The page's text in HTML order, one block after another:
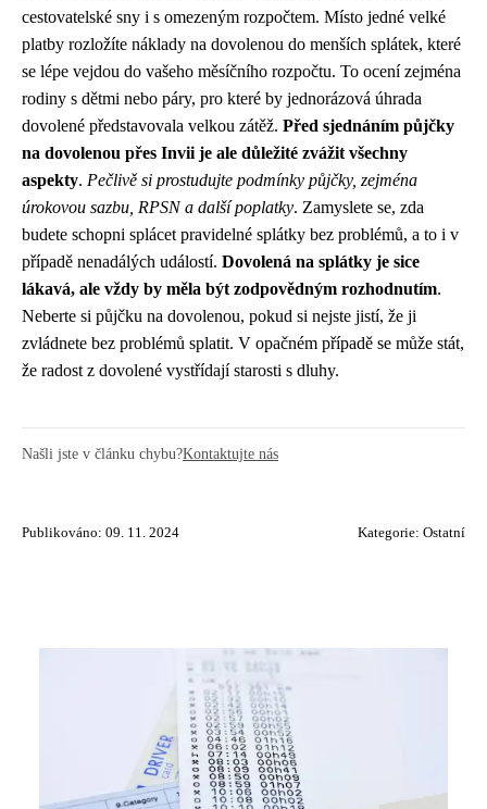
cestovatelské sny i s omezeným rozpočtem. Místo jedné velké
platby rozložíte náklady na dovolenou do menších splátek, které
se lépe vejdou do vašeho měsíčního rozpočtu. To ocení zejména
rodiny s dětmi nebo páry, pro které by jednorázová úhrada
dovolené představovala velkou zátěž. Před sjednáním půjčky
na dovolenou přes Invii je ale důležité zvážit všechny
aspekty. Pečlivě si prostudujte podmínky půjčky, zejména
úrokovou sazbu, RPSN a další poplatky. Zamyslete se, zda
budete schopni splácet pravidelné splátky bez problémů, a to i v
případě nenadálých událostí. Dovolená na splátky je sice
lákavá, ale vždy by měla být zodpovědným rozhodnutím.
Neberte si půjčku na dovolenou, pokud si nejste jistí, že ji
zvládnete bez problémů splatit. V opačném případě se může stát,
že radost z dovolené vystřídají starosti s dluhy.
Našli jste v článku chybu?Kontaktujte nás
Publikováno: 09. 11. 2024 Kategorie: Ostatní